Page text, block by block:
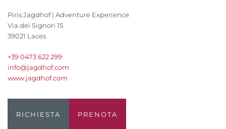
Piris Jagdhof | Adventure Experience
Via dei Signori 15
39021 Laces
+39 0473 622 299
info@jagdhof.com
www.jagdhof.com
RICHIESTA PRENOTA